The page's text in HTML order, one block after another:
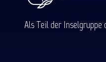
Als Teil der Inselgruppe